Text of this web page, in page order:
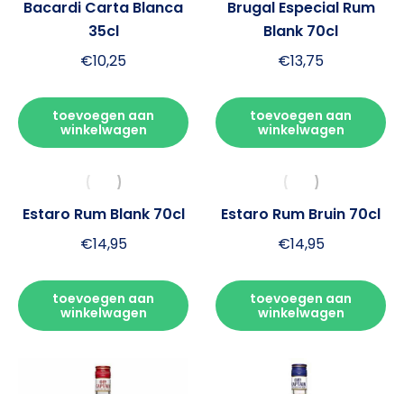
Bacardi Carta Blanca
35cl
€10,25
toevoegen aan
winkelwagen
Brugal Especial Rum
Blank 70cl
€13,75
toevoegen aan
winkelwagen
Estaro Rum Blank 70cl
€14,95
toevoegen aan
winkelwagen
Estaro Rum Bruin 70cl
€14,95
toevoegen aan
winkelwagen